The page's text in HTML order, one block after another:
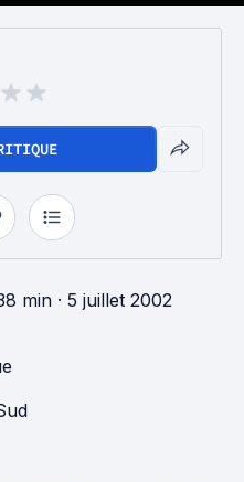
min · 5 juillet 2002